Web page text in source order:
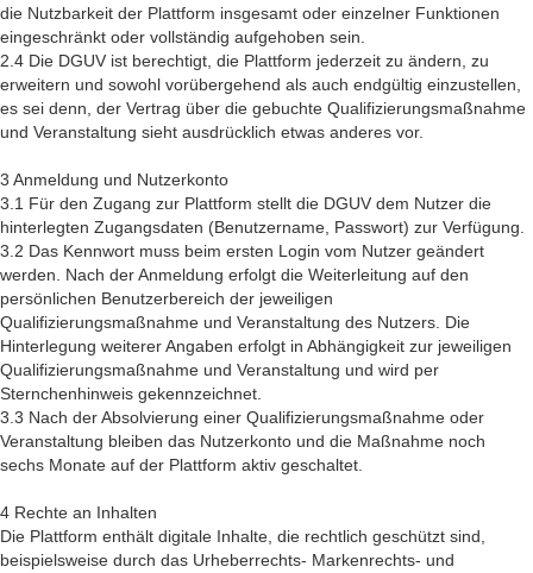
die Nutzbarkeit der Plattform insgesamt oder einzelner Funktionen
eingeschränkt oder vollständig aufgehoben sein.
2.4 Die DGUV ist berechtigt, die Plattform jederzeit zu ändern, zu
erweitern und sowohl vorübergehend als auch endgültig einzustellen,
es sei denn, der Vertrag über die gebuchte Qualifizierungsmaßnahme
und Veranstaltung sieht ausdrücklich etwas anderes vor.
3 Anmeldung und Nutzerkonto
3.1 Für den Zugang zur Plattform stellt die DGUV dem Nutzer die
hinterlegten Zugangsdaten (Benutzername, Passwort) zur Verfügung.
3.2 Das Kennwort muss beim ersten Login vom Nutzer geändert
werden. Nach der Anmeldung erfolgt die Weiterleitung auf den
persönlichen Benutzerbereich der jeweiligen
Qualifizierungsmaßnahme und Veranstaltung des Nutzers. Die
Hinterlegung weiterer Angaben erfolgt in Abhängigkeit zur jeweiligen
Qualifizierungsmaßnahme und Veranstaltung und wird per
Sternchenhinweis gekennzeichnet.
3.3 Nach der Absolvierung einer Qualifizierungsmaßnahme oder
Veranstaltung bleiben das Nutzerkonto und die Maßnahme noch
sechs Monate auf der Plattform aktiv geschaltet.
4 Rechte an Inhalten
Die Plattform enthält digitale Inhalte, die rechtlich geschützt sind,
beispielsweise durch das Urheberrechts- Markenrechts- und